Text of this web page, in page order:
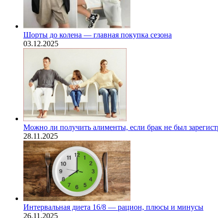
Шорты до колена — главная покупка сезона
03.12.2025
Можно ли получить алименты, если брак не был
28.11.2025
Интервальная диета 16/8 — рацион, плюсы и минусы
26.11.2025